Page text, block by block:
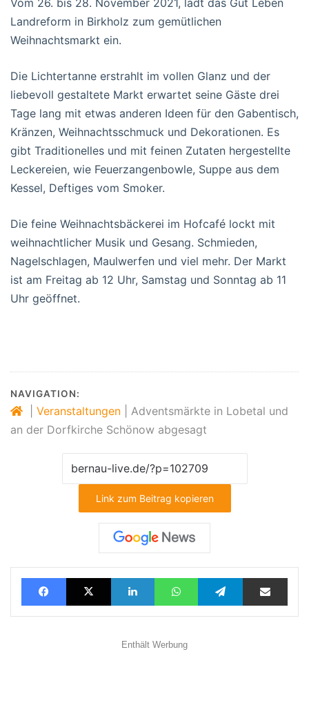
Vom 26. bis 28. November 2021, lädt das Gut Leben
Landreform in Birkholz zum gemütlichen
Weihnachtsmarkt ein.
Die Lichtertanne erstrahlt im vollen Glanz und der
liebevoll gestaltete Markt erwartet seine Gäste drei
Tage lang mit etwas anderen Ideen für den Gabentisch,
Kränzen, Weihnachtsschmuck und Dekorationen. Es
gibt Traditionelles und mit feinen Zutaten hergestellte
Leckereien, wie Feuerzangenbowle, Suppe aus dem
Kessel, Deftiges vom Smoker.
Die feine Weihnachtsbäckerei im Hofcafé lockt mit
weihnachtlicher Musik und Gesang. Schmieden,
Nagelschlagen, Maulwerfen und viel mehr. Der Markt
ist am Freitag ab 12 Uhr, Samstag und Sonntag ab 11
Uhr geöffnet.
NAVIGATION:
Veranstaltungen
Adventsmärkte in Lobetal und
an der Dorfkirche Schönow abgesagt
Link zum Beitrag kopieren
FacebookX LinkedInWhatsAppTelegramTeilen via E-Mail
Enthält Werbung